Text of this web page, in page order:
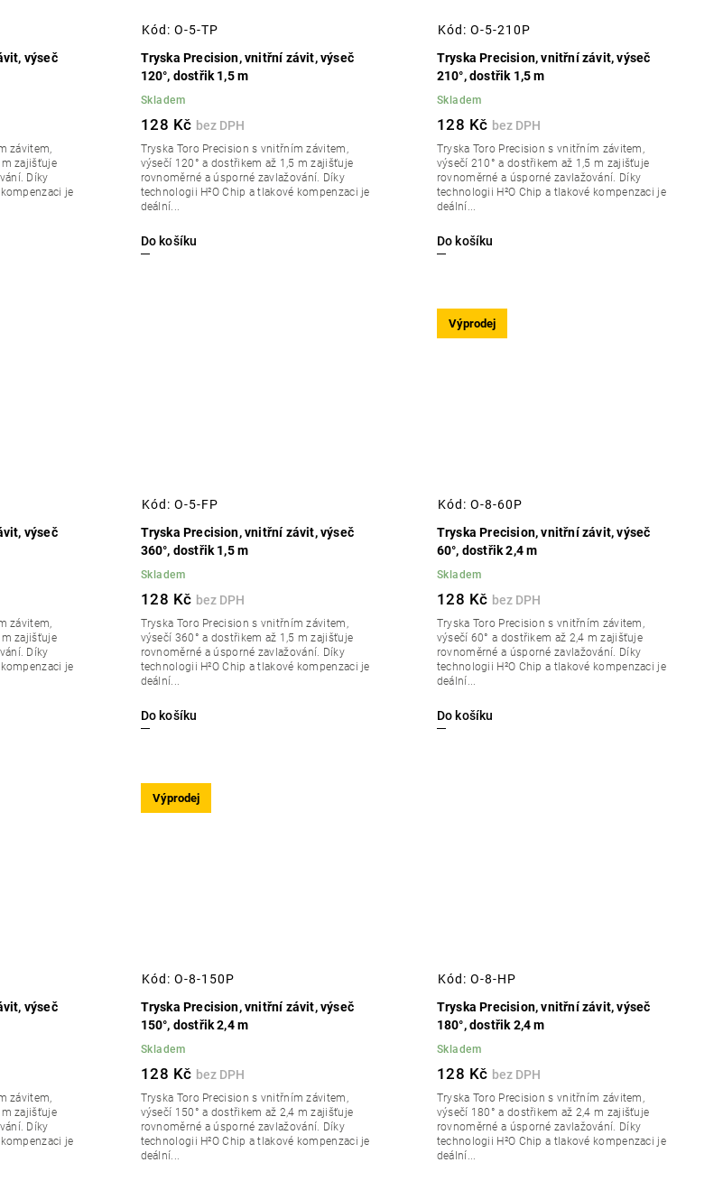
výseč
závitem,
m zajišťuje
Díky
je
Tryska Precision, vnitřní závit, výseč
120°, dostřik 1,5 m
Skladem
128 Kč
Do košíku
Tryska Toro Precision s vnitřním závitem,
výsečí 120° a dostřikem až 1,5 m zajišťuje
rovnoměrné a úsporné zavlažování. Díky
technologii H²O Chip a tlakové kompenzaci je
deální...
Kód: O-5-TP
Tryska Precision, vnitřní závit, výseč
210°, dostřik 1,5 m
Skladem
128 Kč
Do košíku
Tryska Toro Precision s vnitřním závitem,
výsečí 210° a dostřikem až 1,5 m zajišťuje
rovnoměrné a úsporné zavlažování. Díky
technologii H²O Chip a tlakové kompenzaci je
deální...
Kód: O-5-210P
výseč
závitem,
m zajišťuje
Díky
je
Tryska Precision, vnitřní závit, výseč
360°, dostřik 1,5 m
Skladem
128 Kč
Do košíku
Tryska Toro Precision s vnitřním závitem,
výsečí 360° a dostřikem až 1,5 m zajišťuje
rovnoměrné a úsporné zavlažování. Díky
technologii H²O Chip a tlakové kompenzaci je
deální...
Kód: O-5-FP
Výprodej
Tryska Precision, vnitřní závit, výseč
60°, dostřik 2,4 m
Skladem
128 Kč
Do košíku
Tryska Toro Precision s vnitřním závitem,
výsečí 60° a dostřikem až 2,4 m zajišťuje
rovnoměrné a úsporné zavlažování. Díky
technologii H²O Chip a tlakové kompenzaci je
deální...
Kód: O-8-60P
výseč
závitem,
m zajišťuje
Díky
je
Výprodej
Tryska Precision, vnitřní závit, výseč
150°, dostřik 2,4 m
Skladem
128 Kč
Tryska Toro Precision s vnitřním závitem,
výsečí 150° a dostřikem až 2,4 m zajišťuje
rovnoměrné a úsporné zavlažování. Díky
technologii H²O Chip a tlakové kompenzaci je
deální...
Kód: O-8-150P
Tryska Precision, vnitřní závit, výseč
180°, dostřik 2,4 m
Skladem
128 Kč
Tryska Toro Precision s vnitřním závitem,
výsečí 180° a dostřikem až 2,4 m zajišťuje
rovnoměrné a úsporné zavlažování. Díky
technologii H²O Chip a tlakové kompenzaci je
deální...
Kód: O-8-HP